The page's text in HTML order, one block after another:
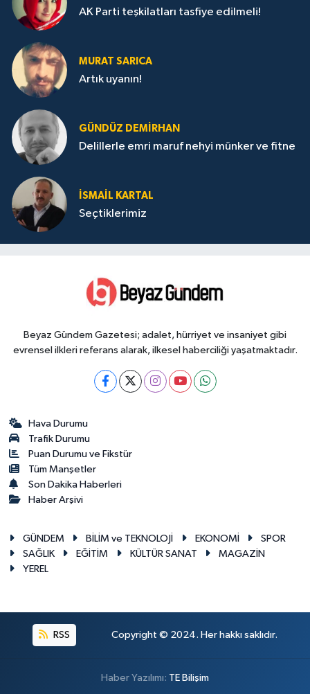
AK Parti teşkilatları tasfiye edilmeli!
MURAT SARICA
Artık uyanın!
GÜNDÜZ DEMIRHAN
Delillerle emri maruf nehyi münker ve fitne
İSMAIL KARTAL
Seçtiklerimiz
Beyaz Gündem Gazetesi; adalet, hürriyet ve insaniyet gibi
evrensel ilkleri referans alarak, ilkesel haberciliği yaşatmaktadır.
Hava Durumu
Trafik Durumu
Puan Durumu ve Fikstür
Tüm Manşetler
Son Dakika Haberleri
Haber Arşivi
GÜNDEM BİLİM ve TEKNOLOJİ EKONOMİ
SPOR
SAĞLIK
EĞİTİM KÜLTÜR SANAT
MAGAZİN
YEREL
RSS Copyright © 2024. Her hakkı saklıdır.
Haber Yazılımı: TE Bilişim